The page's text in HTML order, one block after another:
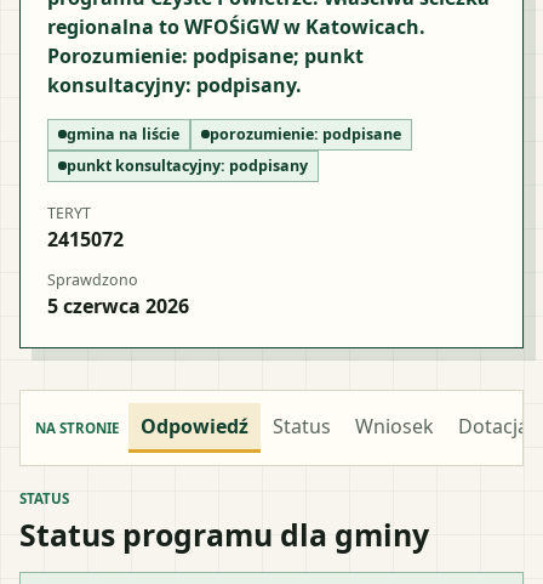
regionalna to WFOŚiGW w Katowicach.
Porozumienie: podpisane; punkt
konsultacyjny: podpisany.
gmina na liście porozumienie: podpisane
punkt konsultacyjny: podpisany
TERYT
2415072
Sprawdzono
5 czerwca 2026
NA STRONIE Odpowiedź Status Wniosek Dotacja
STATUS
Status programu dla gminy